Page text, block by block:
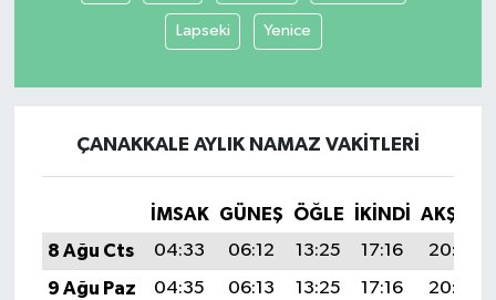
Lapseki Yenice
ÇANAKKALE AYLIK NAMAZ VAKITLERI
İMSAK GÜNEŞ ÖĞLE İKINDI
AKŞAM
8 Ağu Cts
04:33 06:12 13:25 17:16
20:29
9 Ağu Paz
04:35 06:13 13:25 17:16
20:27